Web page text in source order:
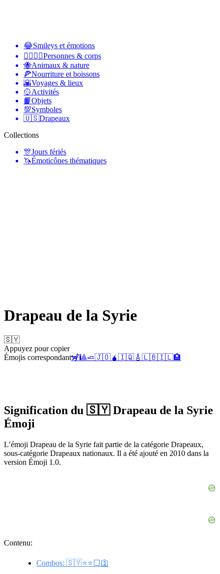
😂Smileys et émotions
👩‍❤️‍💋‍👨Personnes & corps
🐝Animaux & nature
🍕Nourriture et boissons
🌇Voyages & lieux
🥎Activités
📙Objets
💯Symboles
🇺🇸Drapeaux
Collections
🎊Jours fériés
🦄Émoticônes thématiques
Drapeau de la Syrie
🇸🇾
Appuyez pour copier
Émojis correspondant🦨🎱🧈🇯🇴 🧉 🇮🇶 🎸 🇱🇧🇮🇱🏨
Signification du 🇸🇾 Drapeau de la Syrie
Émoji
L’émoji Drapeau de la Syrie fait partie de la catégorie Drapeaux,
sous-catégorie Drapeaux nationaux. Il a été ajouté en 2010 dans la
version Émoji 1.0.
Contenu:
Combos: 🇸🇾⭐⭐⬜🛐